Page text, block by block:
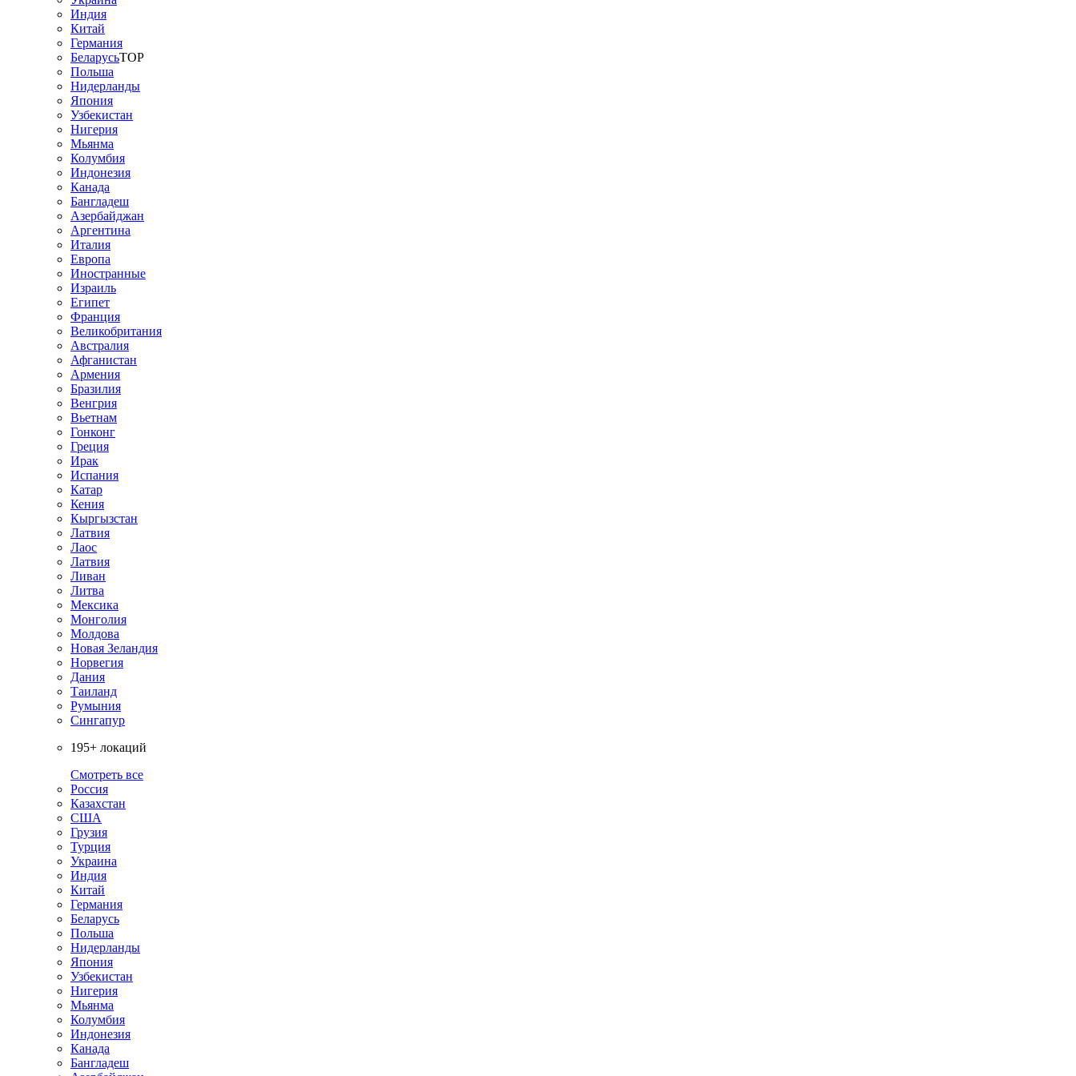
Индия
Китай
Германия
БеларусьTOP
Польша
Нидерланды
Япония
Узбекистан
Нигерия
Мьянма
Колумбия
Индонезия
Канада
Бангладеш
Азербайджан
Аргентина
Италия
Европа
Иностранные
Израиль
Египет
Франция
Великобритания
Австралия
Афганистан
Армения
Бразилия
Венгрия
Вьетнам
Гонконг
Греция
Ирак
Испания
Катар
Кения
Кыргызстан
Латвия
Лаос
Латвия
Ливан
Литва
Мексика
Монголия
Молдова
Новая Зеландия
Норвегия
Дания
Таиланд
Румыния
Сингапур
195+ локаций
Смотреть все
Россия
Казахстан
США
Грузия
Турция
Украина
Индия
Китай
Германия
Беларусь
Польша
Нидерланды
Япония
Узбекистан
Нигерия
Мьянма
Колумбия
Индонезия
Канада
Бангладеш